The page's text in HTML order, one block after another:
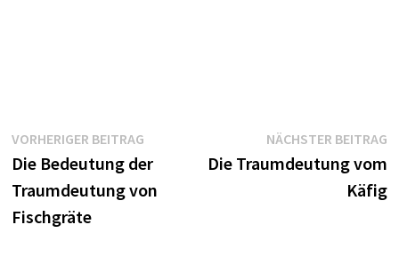
Beitragsnavigation
VORHERIGER BEITRAGVorheriger
Beitrag:
Die Bedeutung der
Traumdeutung von
Fischgräte
NÄCHSTER BEITRAG
Die Traumdeutung vom
Käfig